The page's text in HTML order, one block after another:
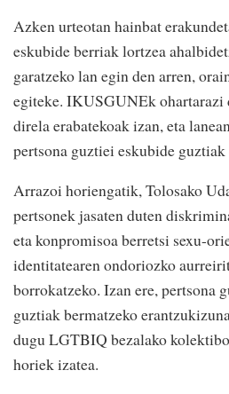
Azken urteotan hainbat
eskubide berriak lortzea
garatzeko lan egin den arren,
egiteke. IKUSGUNEk ohartarazi
direla erabatekoak izan, eta
pertsona guztiei eskubide guztiak
Arrazoi horiengatik, Tolosako
pertsonek jasaten duten
eta konpromisoa berretsi sexu-
identitatearen ondoriozko
borrokatzeko. Izan ere, pertsona
guztiak bermatzeko
dugu LGTBIQ bezalako
horiek izatea.